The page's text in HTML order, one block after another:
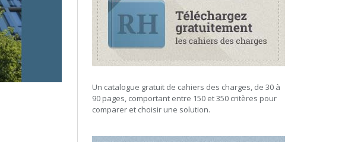
Un catalogue gratuit de cahiers des charges, de 30 à
90 pages, comportant entre 150 et 350 critères pour
comparer et choisir une solution.